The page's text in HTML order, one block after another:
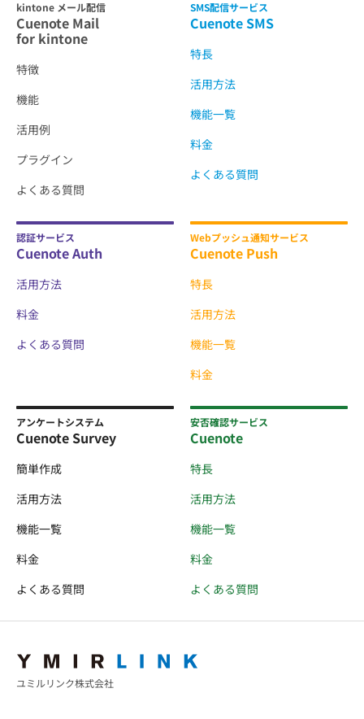
kintone メール配信
Cuenote Mail
for kintone
特徴
機能
活用例
プラグイン
よくある質問
SMS配信サービス
Cuenote SMS
特長
活用方法
機能一覧
料金
よくある質問
認証サービス
Cuenote Auth
活用方法
料金
よくある質問
Webプッシュ通知サービス
Cuenote Push
特長
活用方法
機能一覧
料金
アンケートシステム
Cuenote Survey
簡単作成
活用方法
機能一覧
料金
よくある質問
安否確認サービス
Cuenote
特長
活用方法
機能一覧
料金
よくある質問
ユミルリンク株式会社